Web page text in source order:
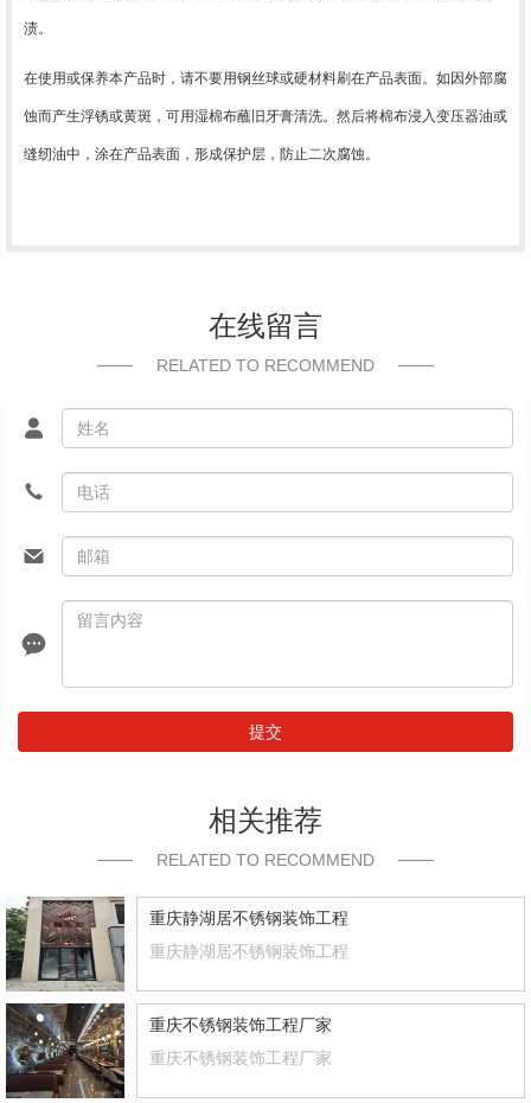
渍。
在使用或保养本产品时，请不要用钢丝球或硬材料刷在产品表面。如因外部腐
蚀而产生浮锈或黄斑，可用湿棉布蘸旧牙膏清洗。然后将棉布浸入变压器油或
缝纫油中，涂在产品表面，形成保护层，防止二次腐蚀。
在线留言
RELATED TO RECOMMEND
提交
相关推荐
RELATED TO RECOMMEND
重庆静湖居不锈钢装饰工程
重庆静湖居不锈钢装饰工程
重庆不锈钢装饰工程厂家
重庆不锈钢装饰工程厂家